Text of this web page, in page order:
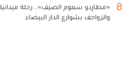
8
«مطارِدو سموم الصيف».. رحلة
والزواحف بشوارع الدار البيضاء